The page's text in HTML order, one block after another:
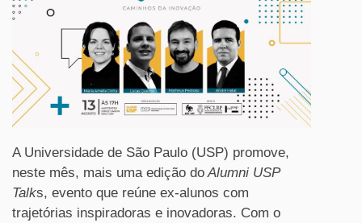
A Universidade de São Paulo (USP) promove,
neste mês, mais uma edição doAlumni USP
Talks, evento que reúne ex-alunos com
trajetórias inspiradoras e inovadoras. Com o